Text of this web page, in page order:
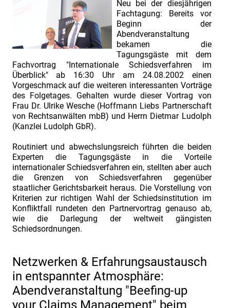
Neu bei der diesjährigen
Fachtagung: Bereits vor
Beginn der
Abendveranstaltung
bekamen die
Tagungsgäste mit dem
Fachvortrag "Internationale Schiedsverfahren im
Überblick" ab 16:30 Uhr am 24.08.2002 einen
Vorgeschmack auf die weiteren interessanten Vorträge
des Folgetages. Gehalten wurde dieser Vortrag von
Frau Dr. Ulrike Wesche (Hoffmann Liebs Partnerschaft
von Rechtsanwälten mbB) und Herrn Dietmar Ludolph
(Kanzlei Ludolph GbR).
Routiniert und abwechslungsreich führten die beiden
Experten die Tagungsgäste in die Vorteile
internationaler Schiedsverfahren ein, stellten aber auch
die Grenzen von Schiedsverfahren gegenüber
staatlicher Gerichtsbarkeit heraus. Die Vorstellung von
Kriterien zur richtigen Wahl der Schiedsinstitution im
Konfliktfall rundeten den Partnervortrag genauso ab,
wie die Darlegung der weltweit gängisten
Schiedsordnungen.
Netzwerken & Erfahrungsaustausch
in entspannter Atmosphäre:
Abendveranstaltung "Beefing-up
your Claims Management" beim
2022:
Contract
&
Claim
Management.
Frühbucherrabatt
bis
zum
30.04.2022.
2022:
Contract
&
Claim
Management.
Vortrags-
Frau
Dr.
Ulrike